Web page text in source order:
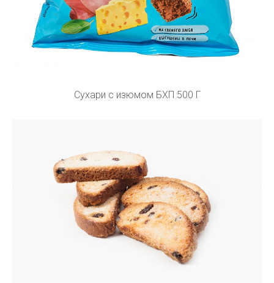
Сухари с изюмом БХП 500 Г